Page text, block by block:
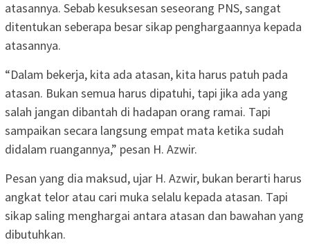
atasannya. Sebab kesuksesan seseorang PNS, sangat
ditentukan seberapa besar sikap penghargaannya kepada
atasannya.
“Dalam bekerja, kita ada atasan, kita harus patuh pada
atasan. Bukan semua harus dipatuhi, tapi jika ada yang
salah jangan dibantah di hadapan orang ramai. Tapi
sampaikan secara langsung empat mata ketika sudah
didalam ruangannya,” pesan H. Azwir.
Pesan yang dia maksud, ujar H. Azwir, bukan berarti harus
angkat telor atau cari muka selalu kepada atasan. Tapi
sikap saling menghargai antara atasan dan bawahan yang
dibutuhkan.